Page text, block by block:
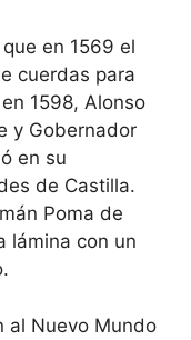
en 1569 el
cuerdas para
1598, Alonso
y Gobernador
en su
de Castilla.
Poma de
lámina con un
al Nuevo Mundo